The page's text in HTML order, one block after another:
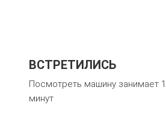
ВСТРЕТИЛИСЬ
Посмотреть машину занимает
минут